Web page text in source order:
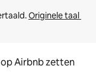
Originele taal
Airbnb zetten